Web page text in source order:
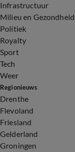
Infrastructuur
Milieu en Gezondheid
Politiek
Royalty
Sport
Tech
Weer
Regionieuws
Drenthe
Flevoland
Friesland
Gelderland
Groningen